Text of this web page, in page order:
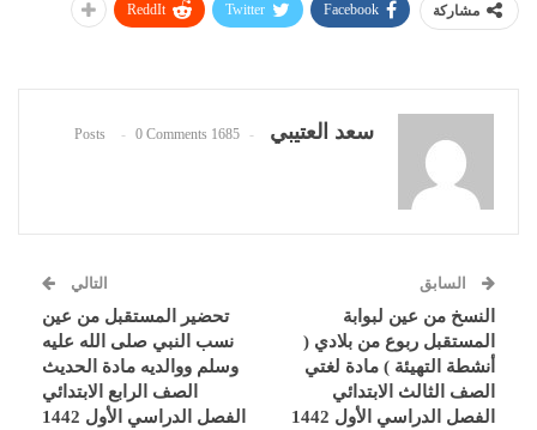
مشاركة Facebook
Twitter
ReddIt
سعد العتيبي 1685 Posts
0 Comments
السابق
النسخ من عين لبوابة
المستقبل ربوع من بلادي (
أنشطة التهيئة ) مادة لغتي
الصف الثالث الابتدائي
الفصل الدراسي الأول 1442
التالي
تحضير المستقبل من عين
نسب النبي صلى الله عليه
وسلم ووالديه مادة الحديث
الصف الرابع الابتدائي
الفصل الدراسي الأول 1442